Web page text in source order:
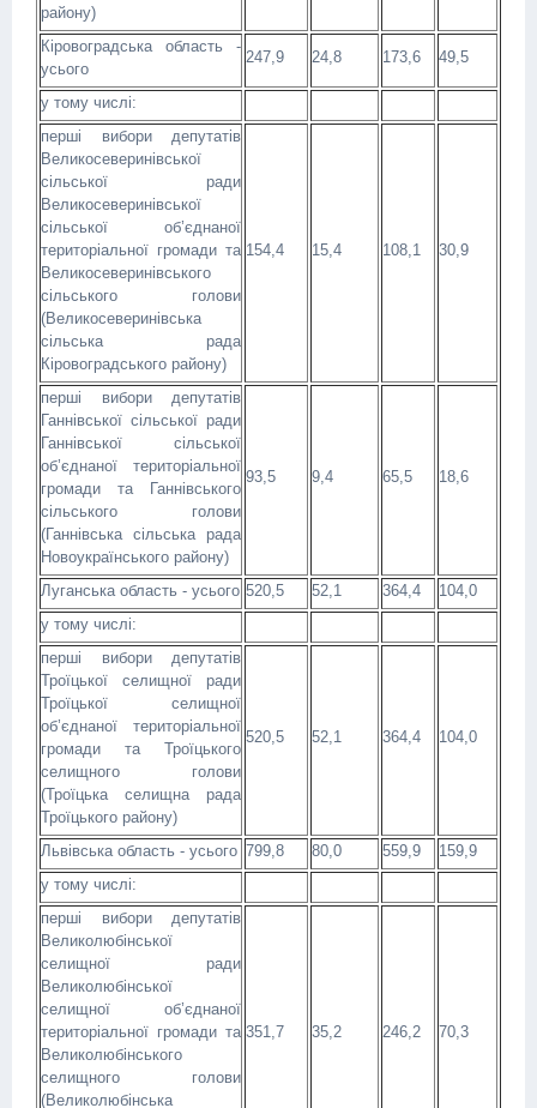
району)
Кіровоградська область -
усього
247,9 24,8 173,6 49,5
у тому числі:
перші вибори депутатів
Великосеверинівської
сільської ради
Великосеверинівської
сільської об’єднаної
територіальної громади та
Великосеверинівського
сільського голови
(Великосеверинівська
сільська рада
Кіровоградського району)
154,4 15,4 108,1 30,9
перші вибори депутатів
Ганнівської сільської ради
Ганнівської сільської
об’єднаної територіальної
громади та Ганнівського
сільського голови
(Ганнівська сільська рада
Новоукраїнського району)
93,5 9,4 65,5 18,6
Луганська область - усього 520,5 52,1 364,4
104,0
у тому числі:
перші вибори депутатів
Троїцької селищної ради
Троїцької селищної
об’єднаної територіальної
громади та Троїцького
селищного голови
(Троїцька селищна рада
Троїцького району)
520,5 52,1 364,4 104,0
Львівська область - усього 799,8 80,0 559,9
159,9
у тому числі:
перші вибори депутатів
Великолюбінської
селищної ради
Великолюбінської
селищної об’єднаної
територіальної громади та
Великолюбінського
селищного голови
(Великолюбінська
351,7 35,2 246,2 70,3